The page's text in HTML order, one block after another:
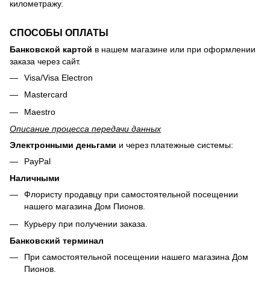
километражу.
СПОСОБЫ ОПЛАТЫ
Банковской картой в нашем магазине или при оформлении
заказа через сайт.
Visa/Visa Electron
Mastercard
Maestro
Описание процесса передачи данных
Электронными деньгами и через платежные системы:
PayPal
Наличными
Флористу продавцу при самостоятельной посещении
нашего магазина Дом Пионов.
Курьеру при получении заказа.
Банковский терминал
При самостоятельной посещении нашего магазина Дом
Пионов.